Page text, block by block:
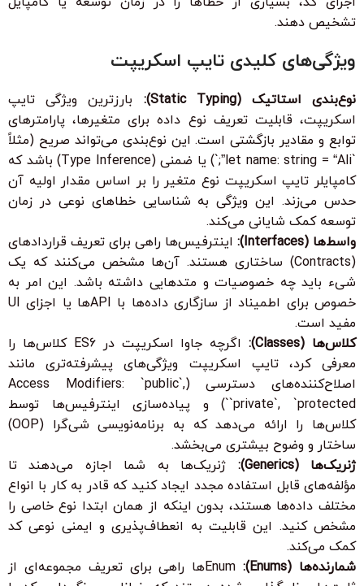
تشخیص دهند.
ویژگی‌های کلیدی تایپ اسکریپت
نوع‌بندی استاتیک (Static Typing):
بارزترین ویژگی تایپ
اسکریپت، قابلیت تعریف نوع داده برای متغیرها، پارامترهای
توابع و مقادیر بازگشتی است. این نوع‌بندی می‌تواند صریح (مثلاً
`let name: string = “Ali”;`) یا ضمنی (Type Inference) باشد که
کامپایلر تایپ اسکریپت نوع متغیر را بر اساس مقدار اولیه آن
حدس می‌زند. این ویژگی به شناسایی خطاهای نوعی در زمان
توسعه کمک شایانی می‌کند.
واسط‌ها (Interfaces):
اینترفیس‌ها راهی برای تعریف قراردادهای
(Contracts) ساختاری هستند. آن‌ها مشخص می‌کنند که یک
شیء باید چه خصوصیات و متدهایی داشته باشد. این امر به
خصوص برای اطمیناد از سازگاری داده‌ها با APIها یا اجزای UI
مفید است.
کلاس‌ها (Classes):
اگرچه جاوا اسکریپت در ES6 کلاس‌ها را
معرفی کرد، تایپ اسکریپت ویژگی‌های پیشرفته‌تری مانند
اصلاح‌کننده‌های دسترسی (Access Modifiers: `public`,
`private`, `protected`) و پیاده‌سازی اینترفیس‌ها توسط
کلاس‌ها را ارائه می‌دهد که به برنامه‌نویسی شی‌گرا (OOP)
ساختار و وضوح بیشتری می‌بخشد.
ژنریک‌ها (Generics):
ژنریک‌ها به شما اجازه می‌دهند تا
مؤلفه‌های قابل استفاده مجدد ایجاد کنید که قادر به کار با انواع
مختلف داده‌ها هستند، بدون اینکه از همان ابتدا نوع خاصی را
مشخص کنید. این قابلیت به انعطاف‌پذیری و ایمنی نوعی کد
کمک می‌کند.
شمارنده‌ها (Enums):
Enumها راهی برای تعریف مجموعه‌ای از